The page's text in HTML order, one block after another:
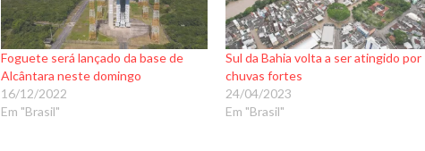
Foguete será lançado da base de
Alcântara neste domingo
16/12/2022
Em "Brasil"
Sul da Bahia volta a ser atingido por
chuvas fortes
24/04/2023
Em "Brasil"